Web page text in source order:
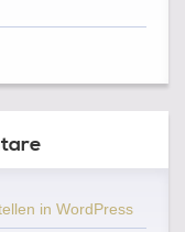
in WordPress